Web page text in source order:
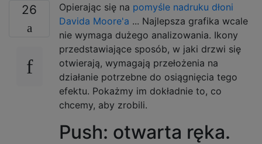
26 Opierając się na pomyśle nadruku dłoni
Davida Moore'a ... Najlepsza grafika wcale
nie wymaga dużego analizowania. Ikony
przedstawiające sposób, w jaki drzwi się
otwierają, wymagają przełożenia na
działanie potrzebne do osiągnięcia tego
efektu. Pokażmy im dokładnie to, co
chcemy, aby zrobili.
Push: otwarta ręka.